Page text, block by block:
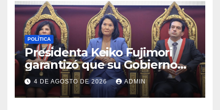
POLÍTICA
Presidenta Keiko Fujimori
garantizó que su Gobierno
respetará la separación de
poderes
4 DE AGOSTO DE 2026 ADMIN